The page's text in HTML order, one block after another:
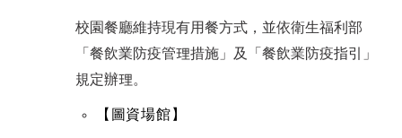
校園餐廳維持現有用餐方式，並依衛生福利部
「餐飲業防疫管理措施」及「餐飲業防疫指引」
規定辦理。
【圖資場館】